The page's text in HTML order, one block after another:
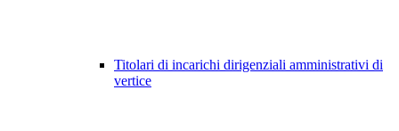
Titolari di incarichi dirigenziali amministrativi di
vertice